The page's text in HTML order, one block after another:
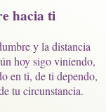
hacia ti
y la distancia
hoy sigo viniendo,
en ti, de ti dependo,
tu circunstancia.